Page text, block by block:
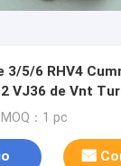
3/5/6 RHV4
VJ36 de Vnt
MOQ：1 pc